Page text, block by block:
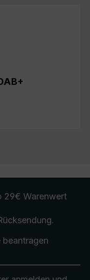
29€ Warenwert
.
beantragen